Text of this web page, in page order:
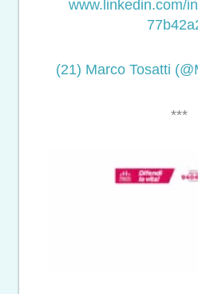
www.linkedin.com/
(21) Marco Tosatti
***